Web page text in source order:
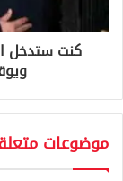
كنت ستدخل
موضوعات